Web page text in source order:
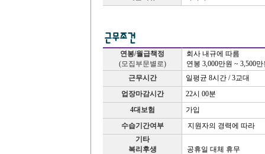
연봉/월급책정
(모집부문별로)
회사 내규에 따름
연봉 3,000만원 ~ 3,500만
근무시간
일평균 8시간 / 3교대
업장마감시간
22시 00분
4대보험
가입
수습기간여부
지원자의 경력에 따라
기타
복리후생
공휴일 대체 휴무